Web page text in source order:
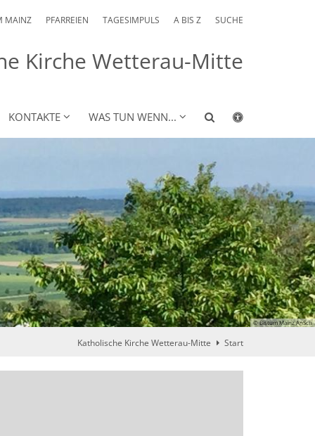
MAINZ PFARREIEN TAGESIMPULS A BIS Z SUCHE
Kirche Wetterau-Mitte
KONTAKTE WAS TUN WENN...
© Bistum Mainz AnSch
Katholische Kirche Wetterau-Mitte Start